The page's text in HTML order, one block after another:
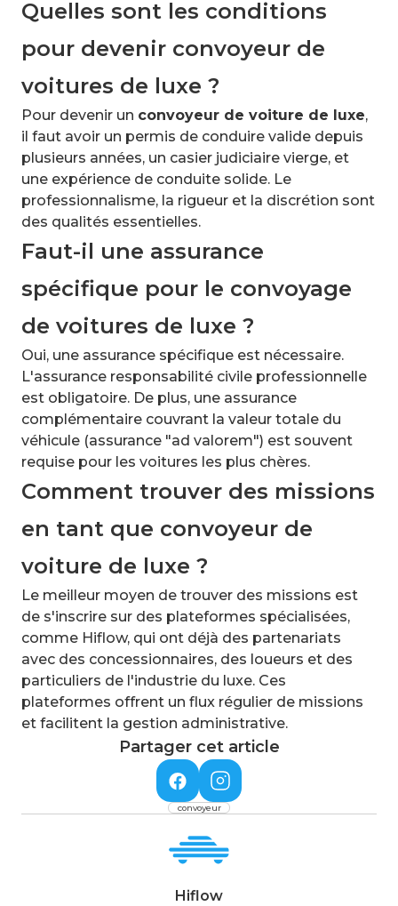
Quelles sont les conditions
pour devenir convoyeur de
voitures de luxe ?
Pour devenir un convoyeur de voiture de luxe,
il faut avoir un permis de conduire valide depuis
plusieurs années, un casier judiciaire vierge, et
une expérience de conduite solide. Le
professionnalisme, la rigueur et la discrétion sont
des qualités essentielles.
Faut-il une assurance
spécifique pour le convoyage
de voitures de luxe ?
Oui, une assurance spécifique est nécessaire.
L'assurance responsabilité civile professionnelle
est obligatoire. De plus, une assurance
complémentaire couvrant la valeur totale du
véhicule (assurance "ad valorem") est souvent
requise pour les voitures les plus chères.
Comment trouver des missions
en tant que convoyeur de
voiture de luxe ?
Le meilleur moyen de trouver des missions est
de s'inscrire sur des plateformes spécialisées,
comme Hiflow, qui ont déjà des partenariats
avec des concessionnaires, des loueurs et des
particuliers de l'industrie du luxe. Ces
plateformes offrent un flux régulier de missions
et facilitent la gestion administrative.
Partager cet article
convoyeur
Hiflow